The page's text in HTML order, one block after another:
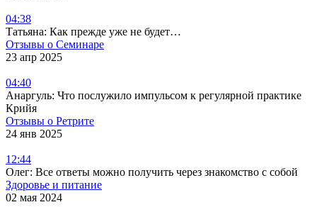
04:38
Татьяна: Как прежде уже не будет…
Отзывы о Семинаре
23 апр 2025
04:40
Анаргуль: Что послужило импульсом к регулярной практике
Крийя
Отзывы о Ретрите
24 янв 2025
12:44
Олег: Все ответы можно получить через знакомство с собой
Здоровье и питание
02 мая 2024